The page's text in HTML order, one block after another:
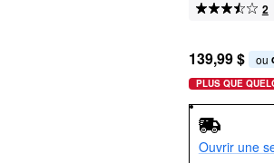
2
139,99 $ ou
PLUS QUE
Ouvrir une